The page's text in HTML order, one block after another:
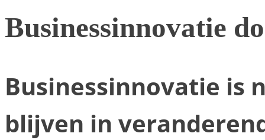
Businessinnovatie
Businessinnovatie is
blijven in